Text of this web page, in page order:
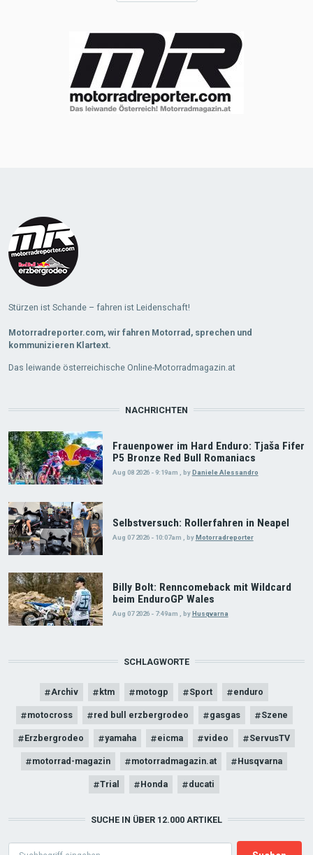
Stürzen ist Schande – fahren ist Leidenschaft!
Motorradreporter.com, wir fahren Motorrad, sprechen und
kommunizieren Klartext.
Das leiwande österreichische Online-Motorradmagazin.at
NACHRICHTEN
Frauenpower im Hard Enduro: Tjaša Fifer
P5 Bronze Red Bull Romaniacs
Aug 08 2026 - 9:19am , by Daniele Alessandro
Selbstversuch: Rollerfahren in Neapel
Aug 07 2026 - 10:07am byMotorradreporter
Billy Bolt: Renncomeback mit Wildcard
beim EnduroGP Wales
Aug 07 2026 - 7:49am byHusqvarna
SCHLAGWORTE
Archiv ktm motogp Sport enduro
motocross red bull erzbergrodeo gasgas Szene
Erzbergrodeo yamaha eicma video ServusTV
motorrad-magazin motorradmagazin.at Husqvarna
Trial Honda ducati
SUCHE IN ÜBER 12.000 ARTIKEL